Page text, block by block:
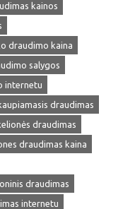
kainos
draudimo kaina
salygos
internetu
draudimas
draudimas
draudimas kaina
draudimas
internetu